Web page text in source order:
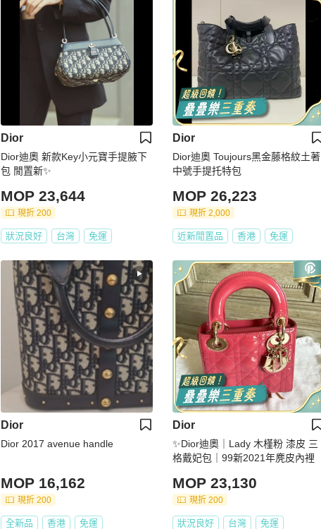
Dior
Dior迪奧 新款Key小元寶手提腋下
包 閒置新✨️
MOP 23,644
現折 200
狀況良好 台灣 免運
Dior
Dior迪奧 Toujours黑金藤格紋土著
中號手提托特包
MOP 26,223
現折 2,000
近新閒置品 香港 免運
Dior
Dior 2017 avenue handle
MOP 16,162
現折 200
全新品 香港 免運
Dior
✨Dior迪奧｜Lady 木槿粉 漆皮 三
格戴妃包｜99新2021年麂皮內裡
MOP 23,130
現折 200
狀況良好 台灣 免運